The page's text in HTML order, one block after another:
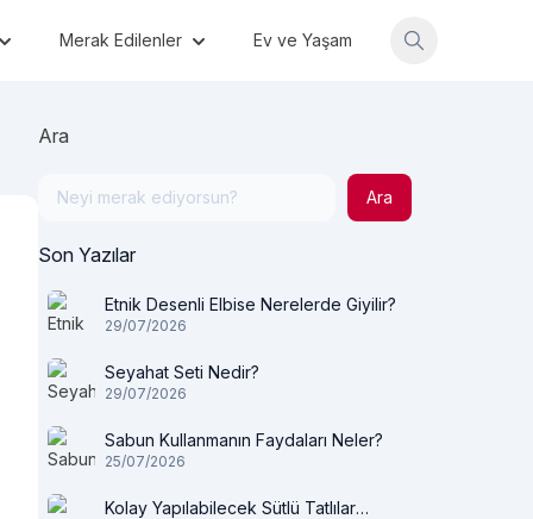
Merak Edilenler Ev ve Yaşam
Ara
Ara
Son Yazılar
Etnik Desenli Elbise Nerelerde Giyilir?
29/07/2026
Seyahat Seti Nedir?
29/07/2026
Sabun Kullanmanın Faydaları Neler?
25/07/2026
Kolay Yapılabilecek Sütlü Tatlılar